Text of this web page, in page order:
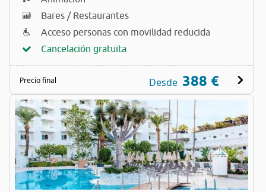
Bares / Restaurantes
Acceso personas con movilidad reducida
Cancelación gratuita
Precio final Desde 388 €